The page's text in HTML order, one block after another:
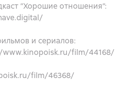
“Хорошие отношения”:
и сериалов:
www.kinopoisk.ru/film/44168/
film/46368/